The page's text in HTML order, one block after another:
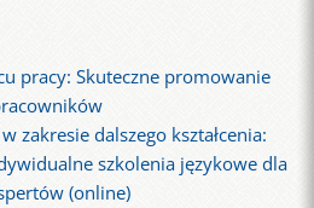
pracy: Skuteczne promowanie
zakresie dalszego kształcenia:
szkolenia językowe dla
(online)